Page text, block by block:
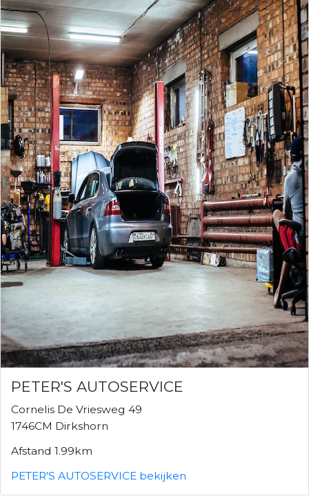
PETER'S AUTOSERVICE
Cornelis De Vriesweg 49
1746CM Dirkshorn
Afstand 1.99km
PETER'S AUTOSERVICE bekijken